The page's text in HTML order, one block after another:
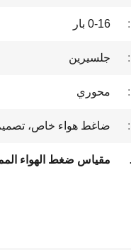
0-16 بار
جلسيرين
محوري
ضاغط هواء خاص،